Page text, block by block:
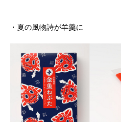
・夏の風物詩が羊羹に